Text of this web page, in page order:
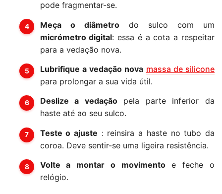
pode fragmentar-se.
Meça o diâmetrodo sulco com um
micrómetro digital: essa é a cota a respeitar
para a vedação nova.
Lubrifique a vedação nova massa de silicone
para prolongar a sua vida útil.
Deslize a vedaçãopela parte inferior da
haste até ao seu sulco.
Teste o ajuste : reinsira a haste no tubo da
coroa. Deve sentir-se uma ligeira resistência.
Volte a montar o movimentoe feche o
relógio.